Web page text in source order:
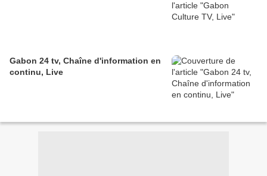
Gabon 24 tv, Chaîne d'information en
continu, Live